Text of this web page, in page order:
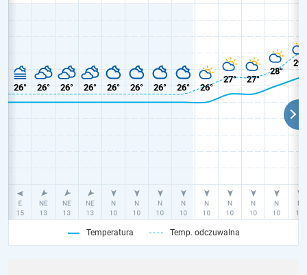
Temperatura Temp. odczuwalna